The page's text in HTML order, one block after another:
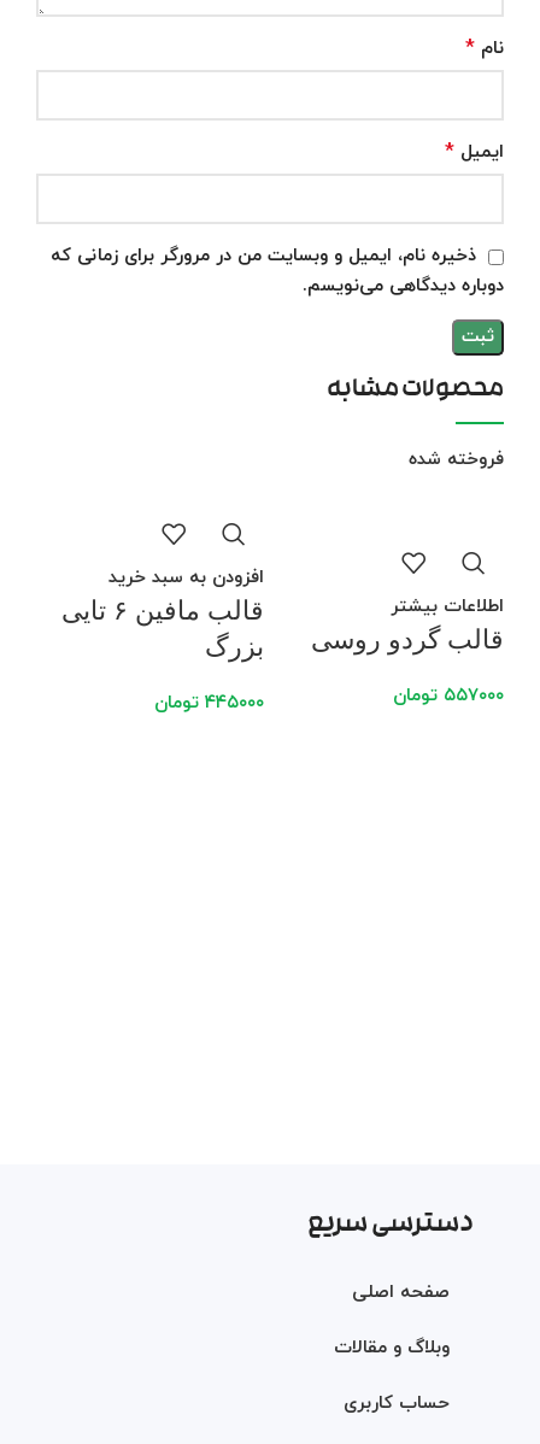
نام *
ایمیل *
ذخیره نام، ایمیل و وبسایت من در مرورگر برای زمانی که
دوباره دیدگاهی می‌نویسم.
محصولات مشابه
فروخته شده
اطلاعات بیشتر
قالب گردو روسی
۵۵۷۰۰۰ تومان
افزودن به سبد خرید
قالب مافین ۶ تایی
بزرگ
۴۴۵۰۰۰ تومان
دسترسی سریع
صفحه اصلی
وبلاگ و مقالات
حساب کاربری